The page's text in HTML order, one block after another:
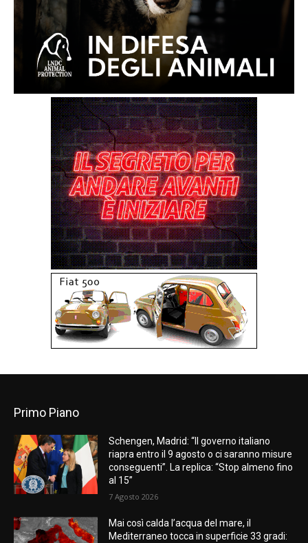
Primo Piano
Schengen, Madrid: “Il governo italiano
riapra entro il 9 agosto o ci saranno misure
conseguenti”. La replica: “Stop almeno fino
al 15”
7 Agosto 2026
Mai così calda l’acqua del mare, il
Mediterraneo tocca in superficie 33 gradi: